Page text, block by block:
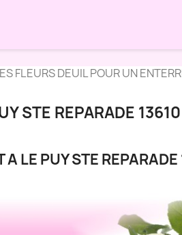
FLEURS DEUIL POUR UN
STE REPARADE 13610
LE PUY STE